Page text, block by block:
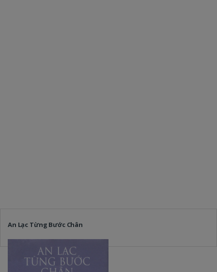
An Lạc Từng Bước Chân